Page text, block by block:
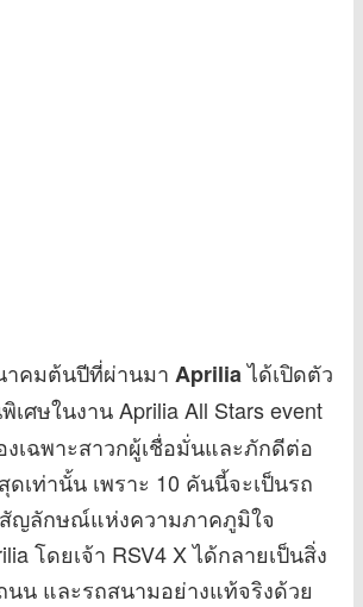
าคมต้นปีที่ผ่านมา Apriliaได้เปิดตัว
เศษในงาน Aprilia All Stars event
เฉพาะสาวกผู้เชื่อมั่นและภักดีต่อ
เท่านั้น เพราะ 10 คันนี้จะเป็นรถ
ญลักษณ์แห่งความภาคภูมิใจ
โดยเจ้า RSV4 X ได้กลายเป็นสิ่ง
นน และรถสนามอย่างแท้จริงด้วย